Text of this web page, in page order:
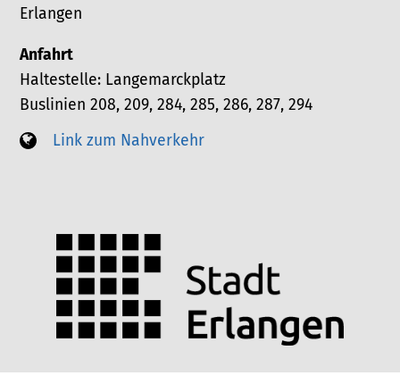
Erlangen
Anfahrt
Haltestelle: Langemarckplatz
Buslinien 208, 209, 284, 285, 286, 287, 294
Link zum Nahverkehr